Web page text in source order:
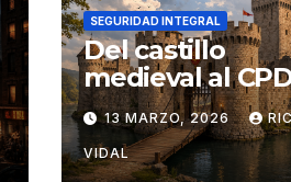
SEGURIDAD INTEGRAL
Del castillo
medieval al
seguridad por
13 MARZO, 2026
VIDAL